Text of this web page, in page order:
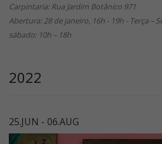
Carpintaria: Rua Jardim Botânico 971
Abertura: 28 de janeiro, 16h - 19h - Terça –
sábado: 10h – 18h
2022
25.JUN - 06.AUG